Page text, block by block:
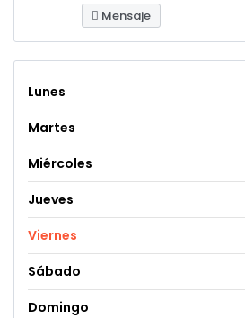
Mensaje
Lunes
Martes
Miércoles
Jueves
Viernes
Sábado
Domingo